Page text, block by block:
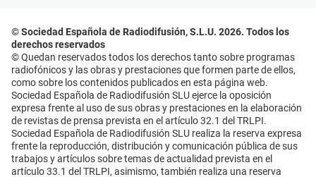
© Sociedad Española de Radiodifusión, S.L.U. 2026. Todos los
derechos reservados
© Quedan reservados todos los derechos tanto sobre programas
radiofónicos y las obras y prestaciones que formen parte de ellos,
como sobre los contenidos publicados en esta página web.
Sociedad Española de Radiodifusión SLU ejerce la oposición
expresa frente al uso de sus obras y prestaciones en la elaboración
de revistas de prensa prevista en el artículo 32.1 del TRLPI.
Sociedad Española de Radiodifusión SLU realiza la reserva expresa
frente la reproducción, distribución y comunicación pública de sus
trabajos y artículos sobre temas de actualidad prevista en el
artículo 33.1 del TRLPI, asimismo, también realiza una reserva